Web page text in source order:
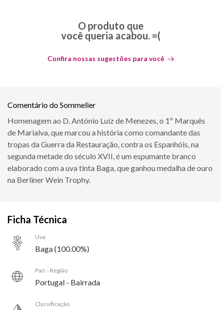
O produto que
você queria acabou. =(
Confira nossas sugestões para você
Comentário do Sommelier
Homenagem ao D. António Luíz de Menezes, o 1º Marquês
de Marialva, que marcou a história como comandante das
tropas da Guerra da Restauração, contra os Espanhóis, na
segunda metade do século XVII, é um espumante branco
elaborado com a uva tinta Baga, que ganhou medalha de ouro
na Berliner Wein Trophy.
Ficha Técnica
Uva
Baga (100.00%)
País - Região
Portugal - Bairrada
Classificação